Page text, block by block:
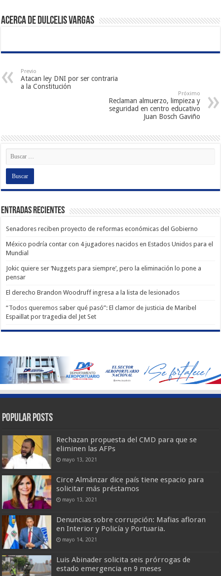
Acerca de Dulcelis Vargas
Previo
Atacan ley DNI por ser contraria
a la Constitución
Próximo
Reclaman almuerzo, limpieza y
seguridad en centro educativo
Juan Bosch Gaviño
Entradas recientes
Senadores reciben proyecto de reformas económicas del Gobierno
México podría contar con 4 jugadores nacidos en Estados Unidos para el
Mundial
Jokic quiere ser ‘Nuggets para siempre’, pero la eliminación lo pone a
pensar
El derecho Brandon Woodruff ingresa a la lista de lesionados
“Todos queremos saber qué pasó”: El clamor de justicia de Maribel
Espaillat por tragedia del Jet Set
Popular Posts
Rechazan propuesta del CMD para que se
eliminen las AFPs
mayo 13, 2021
Circe Almánzar dice país tiene espacio para
solicitar más préstamos
mayo 13, 2021
Denuncias sobre corrupción: Mafias afloran
en Interior y Policía y Portuaria.
mayo 14, 2021
Luis Abinader solicita seis prórrogas de
estado emergencia en 9 meses